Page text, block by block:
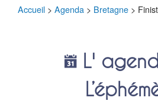
Accueil > Agenda > Bretagne >
L'